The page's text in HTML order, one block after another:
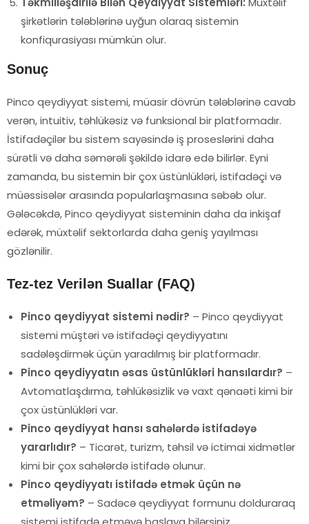
şirkətlərin tələblərinə uyğun olaraq sistemin
konfiqurasiyası mümkün olur.
Sonuç
Pinco qeydiyyat sistemi, müasir dövrün tələblərinə cavab
verən, intuitiv, təhlükəsiz və funksional bir platformadır.
İstifadəçilər bu sistem sayəsində iş proseslərini daha
sürətli və daha səmərəli şəkildə idarə edə bilirlər. Eyni
zamanda, bu sistemin bir çox üstünlükləri, istifadəçi və
müəssisələr arasında popularlaşmasına səbəb olur.
Gələcəkdə, Pinco qeydiyyat sisteminin daha da inkişaf
edərək, müxtəlif sektorlarda daha geniş yayılması
gözlənilir.
Tez-tez Verilən Suallar (FAQ)
Pinco qeydiyyat sistemi nədir? – Pinco qeydiyyat
sistemi müştəri və istifadəçi qeydiyyatını
sadələşdirmək üçün yaradılmış bir platformadır.
Pinco qeydiyyatın əsas üstünlükləri hansılardır? –
Avtomatlaşdırma, təhlükəsizlik və vaxt qənaəti kimi bir
çox üstünlükləri var.
Pinco qeydiyyat hansı sahələrdə istifadəyə
yararlıdır? – Ticarət, turizm, təhsil və ictimai xidmətlər
kimi bir çox sahələrdə istifadə olunur.
Pinco qeydiyyatı istifadə etmək üçün nə
etməliyəm? – Sadəcə qeydiyyat formunu dolduraraq